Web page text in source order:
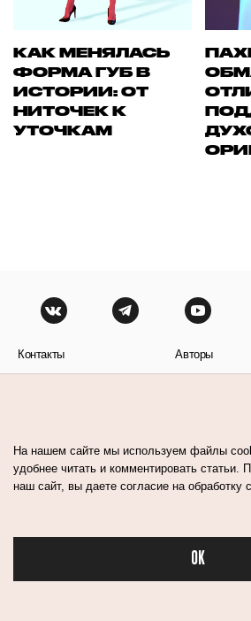
Бьюти в
КАК МЕНЯЛАСЬ
ФОРМА ГУБ В
ИСТОРИИ: ОТ
НИТОЧЕК К
УТОЧКАМ
Контакты Авторы
На нашем сайте мы используем файлы
удобнее читать и комментировать статьи.
наш сайт, вы даете согласие на обработку
OK